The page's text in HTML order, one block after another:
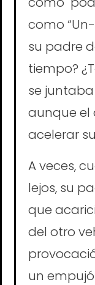
como
su padre
tiempo?
se
aunque
acelerar
A veces,
lejos, su
que
del otro
un